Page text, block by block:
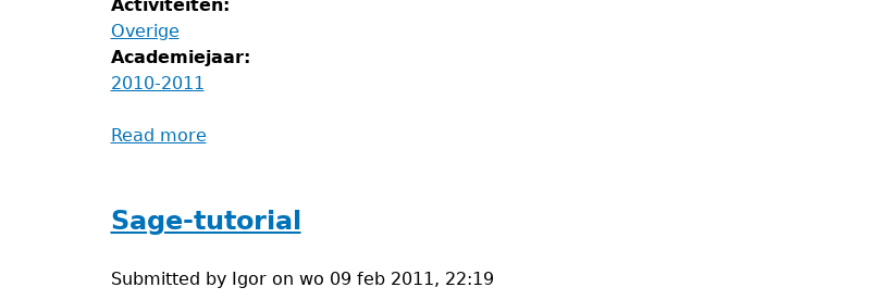
Activiteiten:
Overige
Academiejaar:
2010-2011
Read more
Escher
Sage-tutorial
Submitted by Igoron wo 09 feb 2011, 22:19